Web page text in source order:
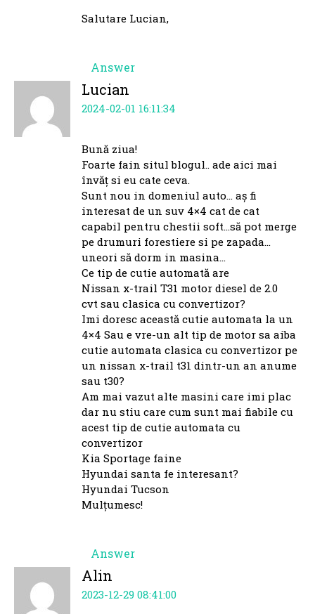
Salutare Lucian,
Answer
Lucian
2024-02-01 16:11:34
Bună ziua!
Foarte fain situl blogul.. ade aici mai
învăț si eu cate ceva.
Sunt nou in domeniul auto… aș fi
interesat de un suv 4×4 cat de cat
capabil pentru chestii soft…să pot merge
pe drumuri forestiere si pe zapada…
uneori să dorm in masina…
Ce tip de cutie automată are
Nissan x-trail T31 motor diesel de 2.0
cvt sau clasica cu convertizor?
Imi doresc această cutie automata la un
4×4 Sau e vre-un alt tip de motor sa aiba
cutie automata clasica cu convertizor pe
un nissan x-trail t31 dintr-un an anume
sau t30?
Am mai vazut alte masini care imi plac
dar nu stiu care cum sunt mai fiabile cu
acest tip de cutie automata cu
convertizor
Kia Sportage faine
Hyundai santa fe interesant?
Hyundai Tucson
Mulțumesc!
Answer
Alin
2023-12-29 08:41:00